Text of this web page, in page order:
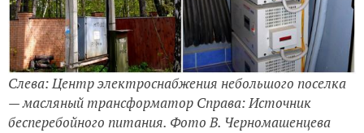
Слева: Центр электроснабжения небольшого поселка
— масляный трансформатор Справа: Источник
бесперебойного питания. Фото В. Черномашенцева